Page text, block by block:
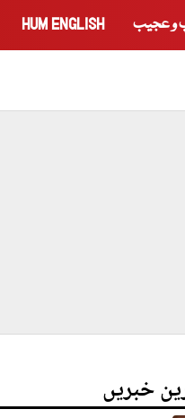
و عجیب HUM ENGLISH
خبریں